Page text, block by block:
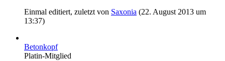
Einmal editiert, zuletzt von Saxonia (22. August 2013 um
13:37)
Betonkopf
Platin-Mitglied